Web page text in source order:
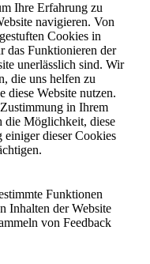
Ihre Erfahrung zu
navigieren. Von
Cookies in
das Funktionieren der
unerlässlich sind. Wir
die uns helfen zu
diese Website nutzen.
in Ihrem
die Möglichkeit, diese
dieser Cookies
Funktionen
Inhalten der Website
von Feedback